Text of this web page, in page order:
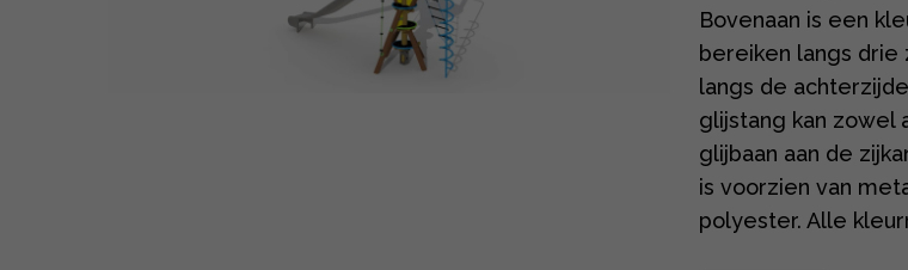
Bovenaan is een
bereiken langs drie
langs de
glijstang kan zowel
glijbaan aan de
is voorzien van
polyester. Alle